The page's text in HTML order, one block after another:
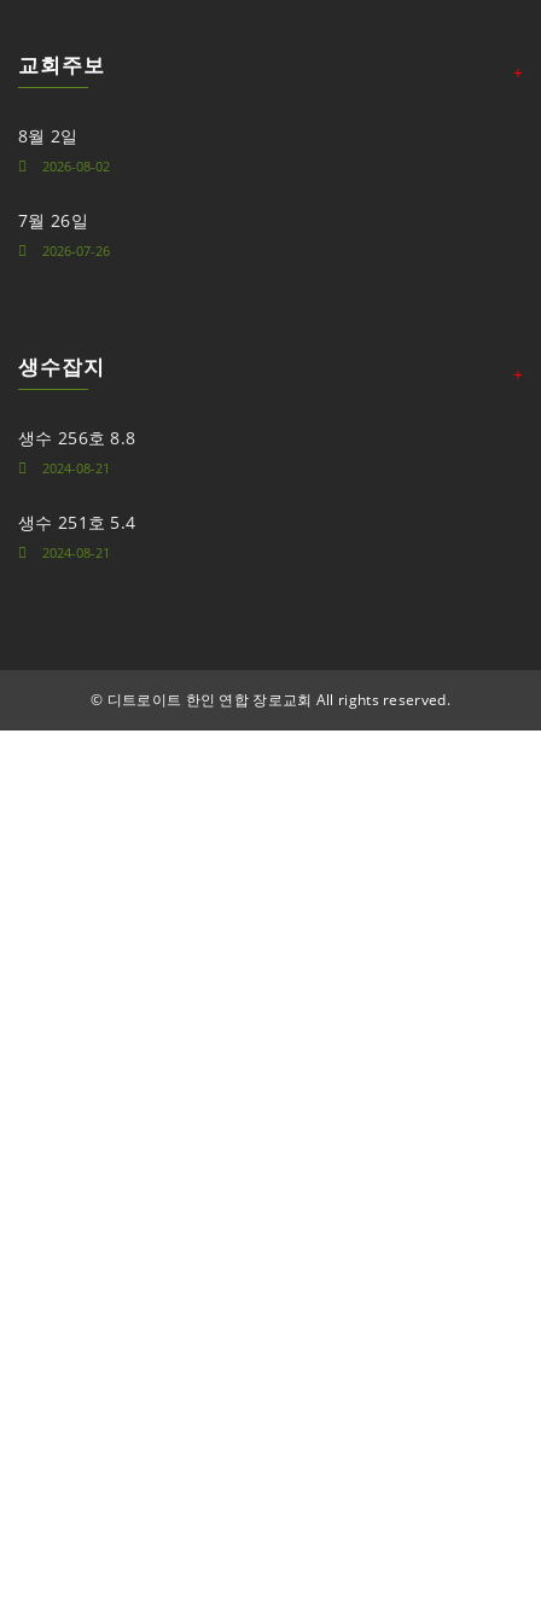
교회주보 +
8월 2일
2026-08-02
7월 26일
2026-07-26
생수잡지 +
생수 256호 8.8
2024-08-21
생수 251호 5.4
2024-08-21
© 디트로이트 한인 연합 장로교회 All rights reserved.